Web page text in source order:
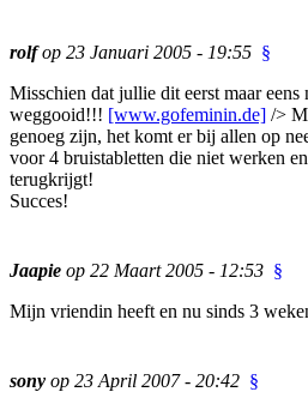
rolfop 23 Januari 2005 - 19:55 §
Misschien dat jullie dit eerst maar
weggooid!!! [www.gofeminin.de] />
genoeg zijn, het komt er bij allen op
voor 4 bruistabletten die niet werken
terugkrijgt!
Succes!
Jaapie op 22 Maart 2005 - 12:53 §
Mijn vriendin heeft en nu sinds 3
sony op 23 April 2007 - 20:42 §